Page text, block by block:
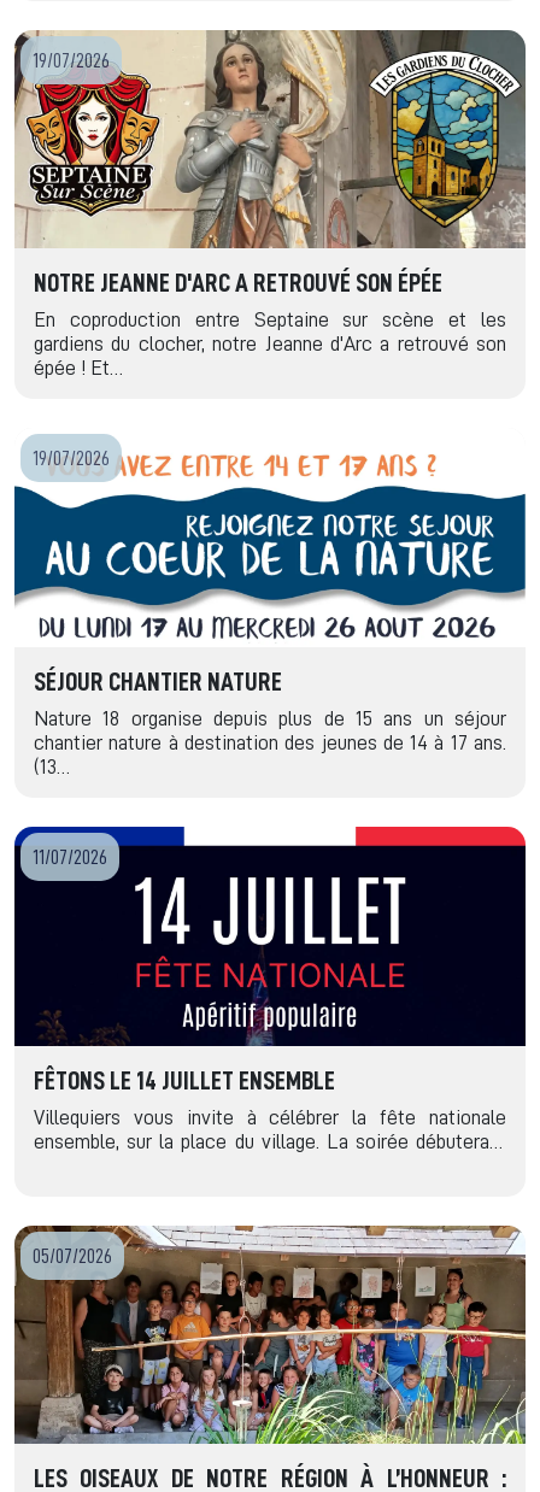
19/07/2026
NOTRE JEANNE D'ARC A RETROUVÉ SON ÉPÉE
En coproduction entre Septaine sur scène et les
gardiens du clocher, notre Jeanne d'Arc a retrouvé son
épée ! Et…
19/07/2026
SÉJOUR CHANTIER NATURE
Nature 18 organise depuis plus de 15 ans un séjour
chantier nature à destination des jeunes de 14 à 17 ans.
(13…
11/07/2026
FÊTONS LE 14 JUILLET ENSEMBLE
Villequiers vous invite à célébrer la fête nationale
ensemble, sur la place du village. La soirée débutera…
05/07/2026
LES OISEAUX DE NOTRE RÉGION À L’HONNEUR :